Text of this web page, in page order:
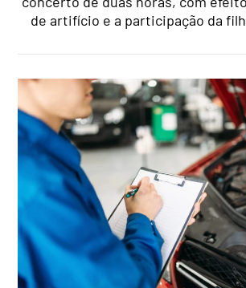
de artifício e a participação da